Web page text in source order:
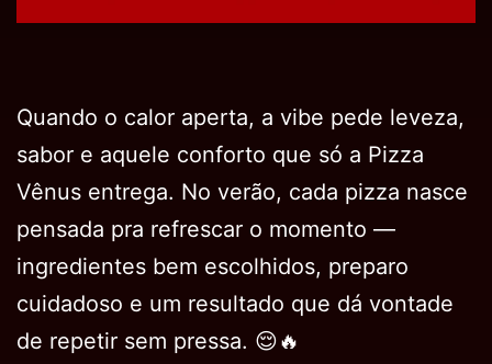
Quando o calor aperta, a vibe pede leveza,
sabor e aquele conforto que só a Pizza
Vênus entrega. No verão, cada pizza nasce
pensada pra refrescar o momento —
ingredientes bem escolhidos, preparo
cuidadoso e um resultado que dá vontade
de repetir sem pressa. 😌🔥